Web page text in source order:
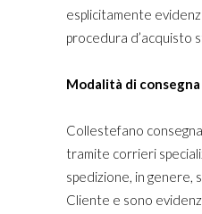
esplicitamente
procedura d’acquisto
Modalità di consegna
Collestefano
tramite corrieri
spedizione, in genere,
Cliente e sono